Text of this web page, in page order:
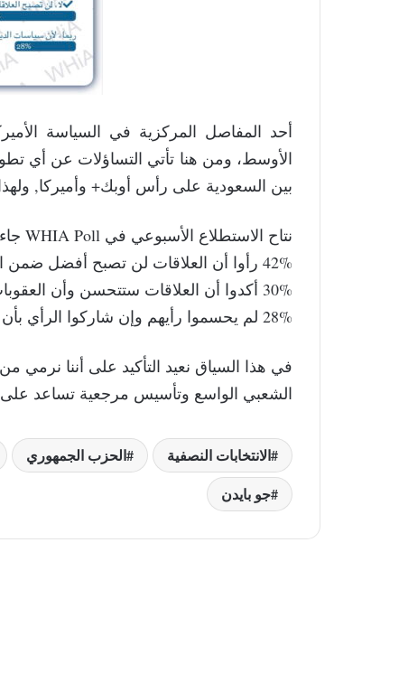
أحد المفاصل المركزية في السياسة
الأوسط، ومن هنا تأتي التساؤلات عن أي
بين السعودية على رأس أوبك+ وأميركا,
نتاح الاستطلاع الأسبوعي في WHIA Poll جاءت كما يلي:
42% رأوا أن العلاقات لن تصبح أفضل ضمن الظرف العالمي الحالي.
30% أكدوا أن العلاقات ستتحسن وأن العقوبات على إيران ستتشدد.
28% لم يحسموا رأيهم وإن شاركوا الرأي بأن سياسات الديمقراطيين لم تكن ناجحة.
في هذا السياق نعيد التأكيد على أننا نرمي
الشعبي الواسع وتأسيس مرجعية تساعد على
الانتخابات النصفية الحزب الجمهوري
جو بايدن